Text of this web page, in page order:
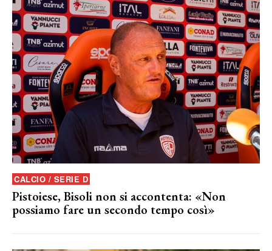
CALCIO / SERIE D
Pistoiese, Bisoli non si accontenta: «Non
possiamo fare un secondo tempo così»